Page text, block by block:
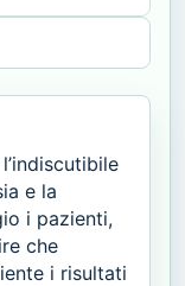
e la
i pazienti,
che
i risultati